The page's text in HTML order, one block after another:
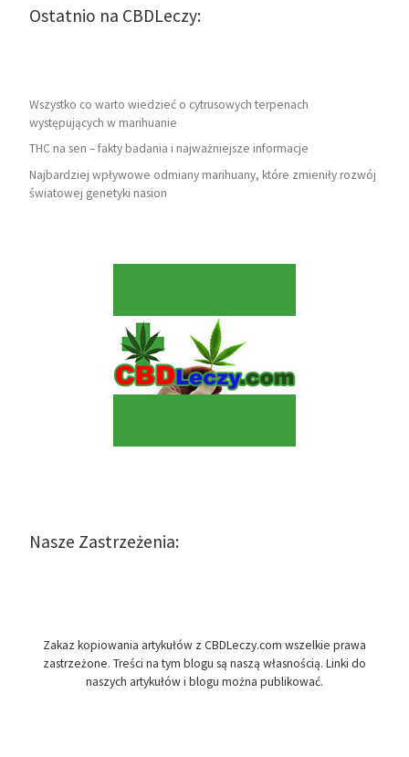
Ostatnio na CBDLeczy:
Wszystko co warto wiedzieć o cytrusowych terpenach
występujących w marihuanie
THC na sen – fakty badania i najważniejsze informacje
Najbardziej wpływowe odmiany marihuany, które zmieniły rozwój
światowej genetyki nasion
Nasze Zastrzeżenia:
Zakaz kopiowania artykułów z CBDLeczy.com wszelkie prawa
zastrzeżone. Treści na tym blogu są naszą własnością. Linki do
naszych artykułów i blogu można publikować.